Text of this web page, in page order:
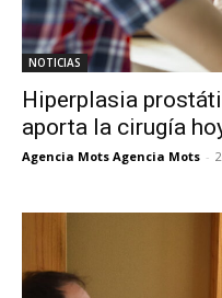
NOTICIAS
Hiperplasia
aporta la cirugía
Agencia Mots Agencia Mots -